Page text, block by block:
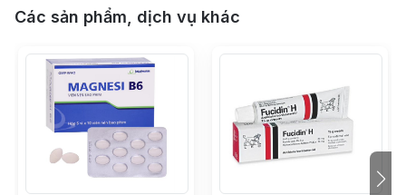
Các sản phẩm, dịch vụ khác